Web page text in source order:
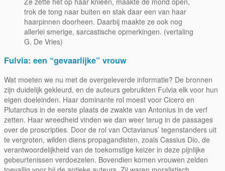
trok de tong naar buiten en stak daar een van haar
haarpinnen doorheen. Daarbij maakte ze ook nog
allerlei smerige, sarcastische opmerkingen. (vertaling
G. De Vries)
Fulvia: een “gevaarlijke” vrouw
Wat moeten we nu met de overgeleverde informatie? De bronnen
zijn duidelijk gekleurd, en de auteurs gebruikten Fulvia elk voor hun
eigen doeleinden. Haar dominante rol moest voor Cicero en
Plutarchus in de eerste plaats de zwakte van Antonius in de verf
zetten. Haar wreedheid vinden we dan weer terug in de passages
over de proscripties. Door de rol van Octavianus’ tegenstanders uit
te vergroten, wilden diens propagandisten, zoals Cassius Dio, de
verantwoordelijkheid van de toekomstige keizer in deze pijnlijke
gebeurtenissen verdoezelen. Bovendien komen vrouwen zelden